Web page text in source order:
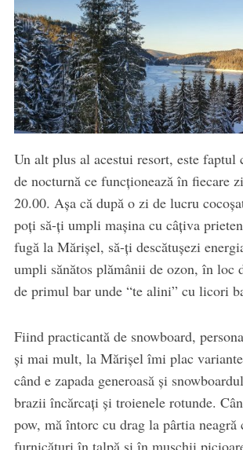
Un alt plus al acestui resort, este faptul
de nocturnă ce funcționează în fiecare
20.00. Așa că după o zi de lucru
poți să-ți umpli mașina cu câțiva
fugă la Mărișel, să-ți descătușezi
umpli sănătos plămânii de ozon, în loc
de primul bar unde “te alini” cu licori
Fiind practicantă de snowboard,
și mai mult, la Mărișel îmi plac
când e zapada generoasă și
brazii încărcați și troienele rotunde.
pow, mă întorc cu drag la pârtia neagră
furnicături în talpă și în mușchii